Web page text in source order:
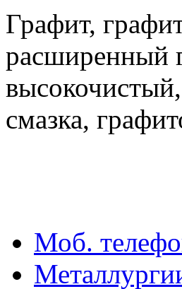
Графит,
расширенный
смазка,
Моб.